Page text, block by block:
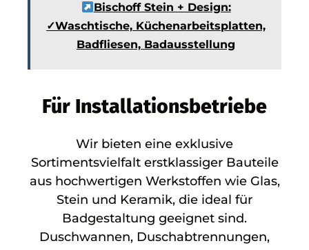
Bischoff Stein + Design:
✓Waschtische, Küchenarbeitsplatten,
Badfliesen, Badausstellung
Für Installationsbetriebe
Wir bieten eine exklusive
Sortimentsvielfalt erstklassiger Bauteile
aus hochwertigen Werkstoffen wie Glas,
Stein und Keramik, die ideal für
Badgestaltung geeignet sind.
Duschwannen, Duschabtrennungen,